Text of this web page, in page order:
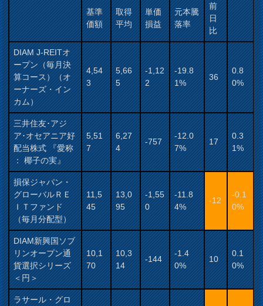
基準
価額
取得
平均
単価
損益
元本騰
落率
前
日
比
DIAM J-REITオ
ープン（毎月決
算コース）（オ
ーナーズ・イン
カム）
4,54
3
5,66
5
-1,12
2
-19.8
1%
36
0.8
0%
三井住友･アジ
ア･オセアニア好
配当株式 『愛称
： 椰子の実』
5,51
7
6,27
4
-757
-12.0
7%
17
0.3
1%
損保ジャパン・
グローバルＲＥ
ＩＴファンド
（毎月分配型）
11,5
45
13,0
95
-1,55
0
-11.8
4%
-12
-0.1
0%
DIAM新興国ソブ
リンオープン通
貨選択シリーズ
＜円＞
10,1
70
10,3
14
-144
-1.4
0%
10
0.1
0%
ラサール・グロ